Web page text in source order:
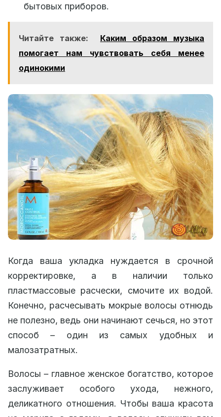
бытовых приборов.
Читайте также:
Каким образом музыка
помогает нам чувствовать себя менее
одинокими
Когда ваша укладка нуждается в срочной
корректировке, а в наличии только
пластмассовые расчески, смочите их водой.
Конечно, расчесывать мокрые волосы отнюдь
не полезно, ведь они начинают сечься, но этот
способ – один из самых удобных и
малозатратных.
Волосы – главное женское богатство, которое
заслуживает особого ухода, нежного,
деликатного отношения. Чтобы ваша красота